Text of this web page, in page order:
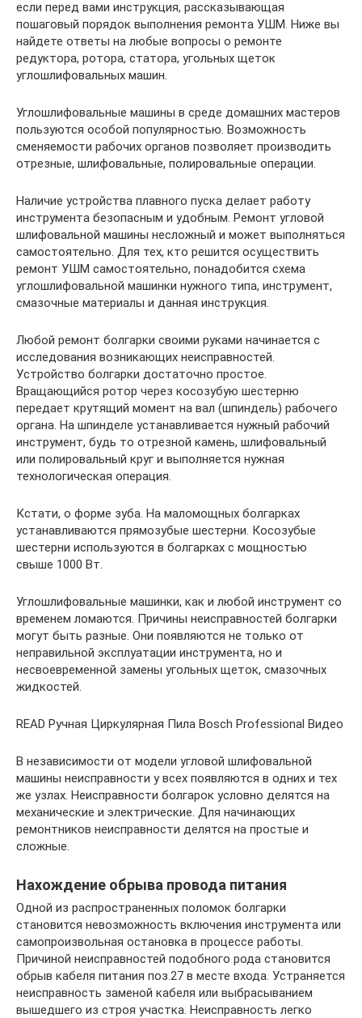
если перед вами инструкция, рассказывающая
пошаговый порядок выполнения ремонта УШМ. Ниже вы
найдете ответы на любые вопросы о ремонте
редуктора, ротора, статора, угольных щеток
углошлифовальных машин.
Углошлифовальные машины в среде домашних мастеров
пользуются особой популярностью. Возможность
сменяемости рабочих органов позволяет производить
отрезные, шлифовальные, полировальные операции.
Наличие устройства плавного пуска делает работу
инструмента безопасным и удобным. Ремонт угловой
шлифовальной машины несложный и может выполняться
самостоятельно. Для тех, кто решится осуществить
ремонт УШМ самостоятельно, понадобится схема
углошлифовальной машинки нужного типа, инструмент,
смазочные материалы и данная инструкция.
Любой ремонт болгарки своими руками начинается с
исследования возникающих неисправностей.
Устройство болгарки достаточно простое.
Вращающийся ротор через косозубую шестерню
передает крутящий момент на вал (шпиндель) рабочего
органа. На шпинделе устанавливается нужный рабочий
инструмент, будь то отрезной камень, шлифовальный
или полировальный круг и выполняется нужная
технологическая операция.
Кстати, о форме зуба. На маломощных болгарках
устанавливаются прямозубые шестерни. Косозубые
шестерни используются в болгарках с мощностью
свыше 1000 Вт.
Углошлифовальные машинки, как и любой инструмент со
временем ломаются. Причины неисправностей болгарки
могут быть разные. Они появляются не только от
неправильной эксплуатации инструмента, но и
несвоевременной замены угольных щеток, смазочных
жидкостей.
READ Ручная Циркулярная Пила Bosch Professional Видео
В независимости от модели угловой шлифовальной
машины неисправности у всех появляются в одних и тех
же узлах. Неисправности болгарок условно делятся на
механические и электрические. Для начинающих
ремонтников неисправности делятся на простые и
сложные.
Нахождение обрыва провода питания
Одной из распространенных поломок болгарки
становится невозможность включения инструмента или
самопроизвольная остановка в процессе работы.
Причиной неисправностей подобного рода становится
обрыв кабеля питания поз.27 в месте входа. Устраняется
неисправность заменой кабеля или выбрасыванием
вышедшего из строя участка. Неисправность легко